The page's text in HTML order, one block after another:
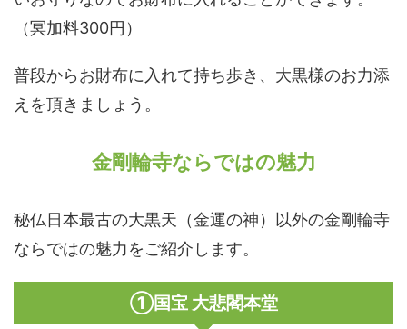
（冥加料300円）
普段からお財布に入れて持ち歩き、大黒様のお力添
えを頂きましょう。
金剛輪寺ならではの魅力
秘仏日本最古の大黒天（金運の神）以外の金剛輪寺
ならではの魅力をご紹介します。
①国宝 大悲閣本堂